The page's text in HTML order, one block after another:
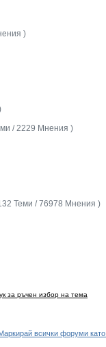
)
/ 2229 Мнения )
Теми / 76978 Мнения )
за ръчен избор на тема
всички форуми